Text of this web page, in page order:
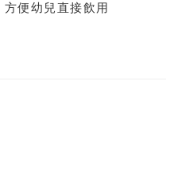
便幼兒直接飲用